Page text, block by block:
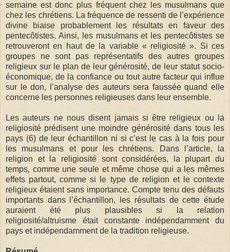
semaine est donc plus fréquent chez les musulmans que
chez les chrétiens. La fréquence de ressenti de l’expérience
divine biaise probablement les résultats en faveur des
pentecôtistes. Ainsi, les musulmans et les pentecôtistes se
retrouveront en haut de la variable « religiosité ». Si ces
groupes ne sont pas représentatifs des autres groupes
religieux sur le plan de leur générosité, de leur statut socio-
économique, de la confiance ou tout autre facteur qui influe
sur le don, l’analyse des auteurs sera faussée quand elle
concerne les personnes religieuses dans leur ensemble.
Les auteurs ne nous disent jamais si être religieux ou la
religiosité prédisent une moindre générosité dans tous les
pays (6) de leur échantillon ni si c’est le cas à la fois pour
les musulmans et pour les chrétiens. Dans l’article, la
religion et la religiosité sont considérées, la plupart du
temps, comme une seule et même chose qui a les mêmes
effets partout, comme si le type de religion et le contexte
religieux étaient sans importance. Compte tenu des défauts
importants dans l’échantillon, les résultats de cette étude
auraient été plus plausibles si la relation
religiosité/altruisme était constante indépendamment du
pays et indépendamment de la tradition religieuse.